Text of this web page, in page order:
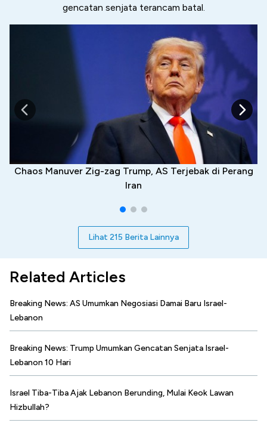
gencatan senjata terancam batal.
Chaos Manuver Zig-zag Trump, AS Terjebak di Perang
Iran
Lihat 215 Berita Lainnya
Related Articles
Breaking News: AS Umumkan Negosiasi Damai Baru Israel-
Lebanon
Breaking News: Trump Umumkan Gencatan Senjata Israel-
Lebanon 10 Hari
Israel Tiba-Tiba Ajak Lebanon Berunding, Mulai Keok Lawan
Hizbullah?